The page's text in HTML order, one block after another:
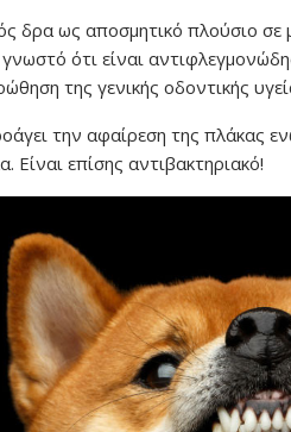
δρα ως αποσμητικό πλούσιο σε
ότι είναι
της γενικής οδοντικής
την αφαίρεση της πλάκας
Είναι επίσης αντιβακτηριακό!